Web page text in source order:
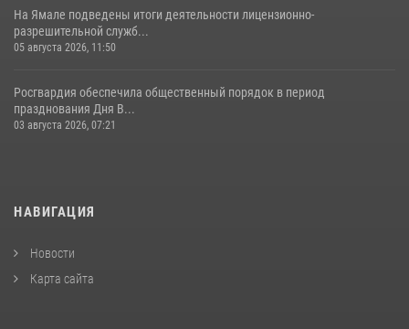
На Ямале подведены итоги деятельности лицензионно-
разрешительной служб...
05 августа 2026, 11:50
Росгвардия обеспечила общественный порядок в период
празднования Дня В...
03 августа 2026, 07:21
НАВИГАЦИЯ
Новости
Карта сайта